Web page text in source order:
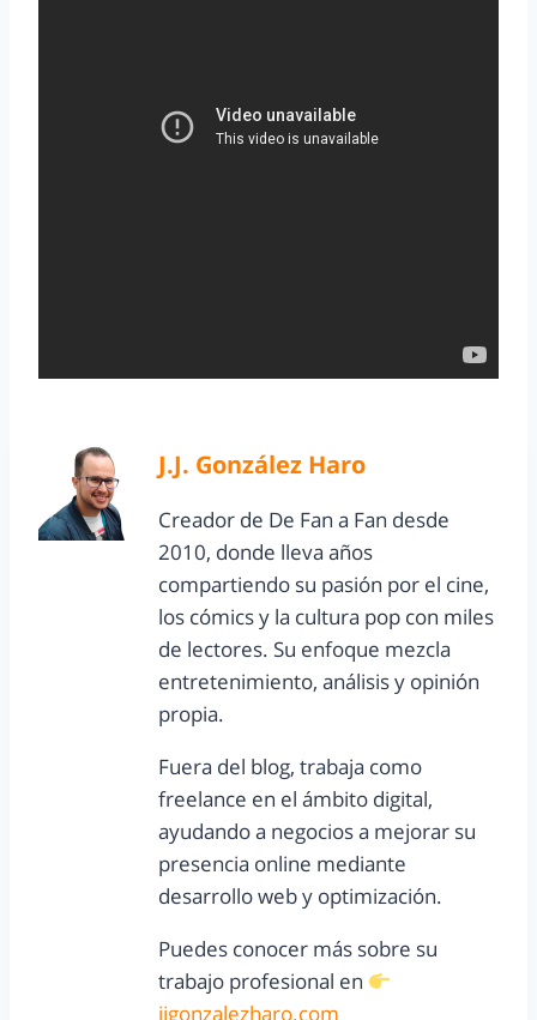
J.J. González Haro
Creador de De Fan a Fan desde
2010, donde lleva años
compartiendo su pasión por el cine,
los cómics y la cultura pop con miles
de lectores. Su enfoque mezcla
entretenimiento, análisis y opinión
propia.
Fuera del blog, trabaja como
freelance en el ámbito digital,
ayudando a negocios a mejorar su
presencia online mediante
desarrollo web y optimización.
Puedes conocer más sobre su
trabajo profesional en
jjgonzalezharo.com